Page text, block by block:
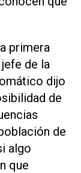
primera
de la
dijo
de
de
algo
que